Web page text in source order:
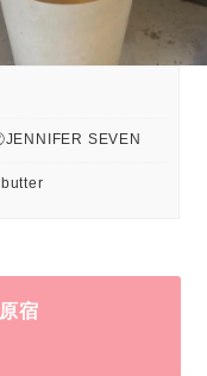
SEVEN
宿